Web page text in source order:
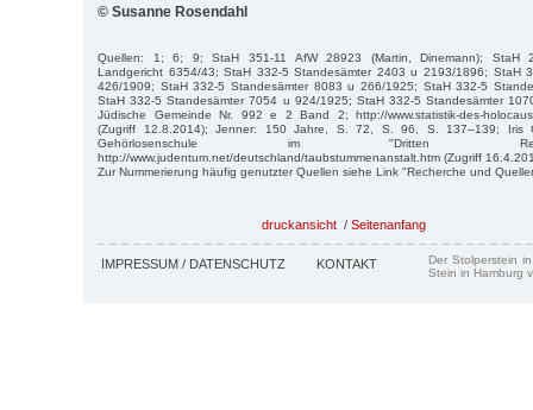
© Susanne Rosendahl
Quellen: 1; 6; 9; StaH 351-11 AfW 28923 (Martin, Dinemann); StaH
Landgericht 6354/43; StaH 332-5 Standesämter 2403 u 2193/1896; StaH
426/1909; StaH 332-5 Standesämter 8083 u 266/1925; StaH 332-5
StaH 332-5 Standesämter 7054 u 924/1925; StaH 332-5 Standesämter
Jüdische Gemeinde Nr. 992 e 2 Band 2; http://www.statistik-des-
(Zugriff 12.8.2014); Jenner: 150 Jahre, S. 72, S. 96, S. 137–139; Iris
Gehörlosenschule im "Dritten
http://www.judentum.net/deutschland/taubstummenanstalt.htm (Zugriff
Zur Nummerierung häufig genutzter Quellen siehe Link "Recherche und
druckansicht / Seitenanfang
IMPRESSUM / DATENSCHUTZ KONTAKT
Der Stolperstein
Stein in Hamburg